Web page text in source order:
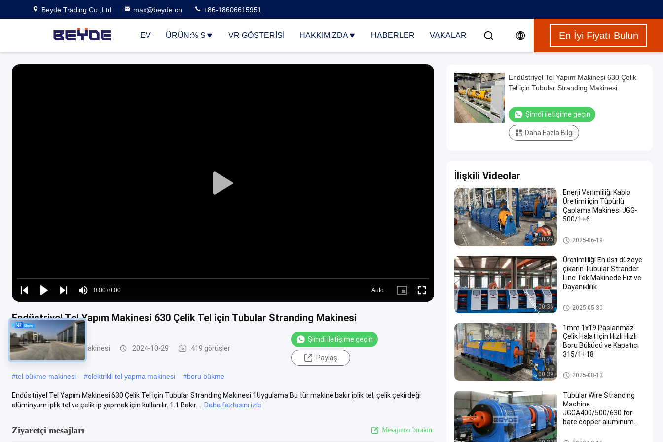
Beyde Trading Co.,Ltd max@beyde.cn +86-18606615951
EV ÜRÜN:% S VR GÖSTERISI HAKKIMIZDA HABERLER VAKALAR En İyi Fiyatı Bulun
Play
Play
Play
Play
Mute
Time
0:00/0:00
Loaded:
0%
Auto
Picture- Fullscreen
Endüstriyel Tel Yapım Makinesi 630 Çelik Tel için Tubular Stranding Makinesi
Boru Şekillendirme Makinesi 2024-10-29 419 görüşler
Şimdi iletişime geçin
Paylaş
#tel bükme makinesi #elektrikli tel yapma makinesi #boru bükme
Endüstriyel Tel Yapım Makinesi 630 Çelik Tel için Tubular Stranding Makinesi 1Uygulama Bu tür makine bakır iplik tel, çelik çekirdeği
alüminyum iplik tel ve çelik ip yapmak için kullanılır. 1.1 Bakır....
Daha fazlasını izle
Ziyaretçi mesajları Mesajınızı bırakın.
Endüstriyel Tel Yapım Makinesi 630 Çelik
Tel için Tubular Stranding Makinesi
Şimdi iletişime geçin
Daha Fazla Bilgi
İlişkili Videolar
00:25
Enerji Verimliliği Kablo
Üretimi için Tüpürlü
Çaplama Makinesi JGG-
500/1+6
Boru Şekillendirme Makinesi
2025-06-19
00:36
Üretimliliği En üst düzeye
çıkarın Tubular Strander
Line Tek Makinede Hız ve
Dayanıklılık
Boru Şekillendirme Makinesi
2025-05-30
00:39
1mm 1x19 Paslanmaz
Çelik Halat için Hızlı Hızlı
Boru Bükücü ve Kapatıcı
315/1+18
Çelik Halat Makinası
2025-08-13
Tubular Wire Stranding
Machine
JGGA400/500/630 for
bare copper aluminum
conductors backtwist
Boru Şekillendirme Makinesi